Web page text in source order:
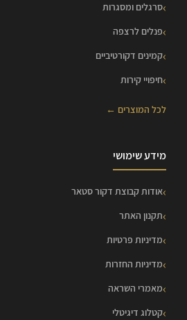
סרגלים ומסגרות
פנלים לרצפה
קמינים דקורטיביים
חיפויי קירות
לכל המוצרים ←
מידע שימושי
אודות קבוצת דקור סטאר
תקנון האתר
מדיניות פרטיות
מדיניות החזרות
מאמרי השראה
קטלוג דיגיטלי